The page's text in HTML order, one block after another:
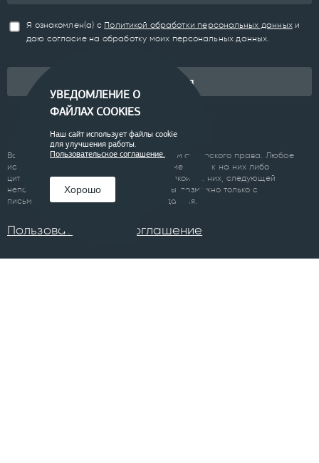
Я ознакомлен(а) с Политикой обработки персональных данныхи
даю согласие на обработку моих персональных данных.
Подписаться
Все материалы сайта являются объектом авторского права. Любое
использование материалов сайта, кроме ссылок на них либо
цитирование с обязательной гиперссылкой на них, следующей
непосредственно до либо после цитаты, возможно только с
письменного разрешения правообладателя.
Пользовательское соглашение
УВЕДОМЛЕНИЕ О
ФАЙЛАХ COOKIES
Наш сайт использует файлы cookie
для улучшения работы.
Пользовательское соглашение.
Хорошо